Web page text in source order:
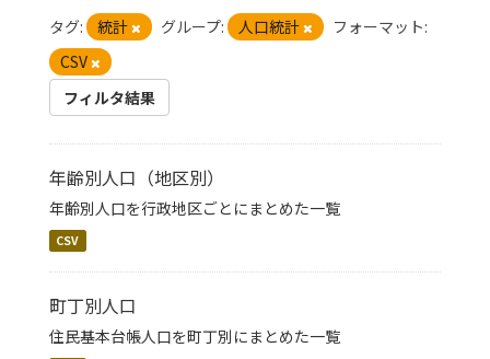
タグ: 統計 グループ: 人口統計
フォーマット:
CSV
フィルタ結果
年齢別人口（地区別）
年齢別人口を行政地区ごとにまとめた一覧
CSV
町丁別人口
住民基本台帳人口を町丁別にまとめた一覧